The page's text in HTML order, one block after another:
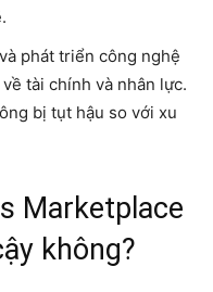
phát triển công nghệ
tài chính và nhân lực.
bị tụt hậu so với xu
Marketplace
không?